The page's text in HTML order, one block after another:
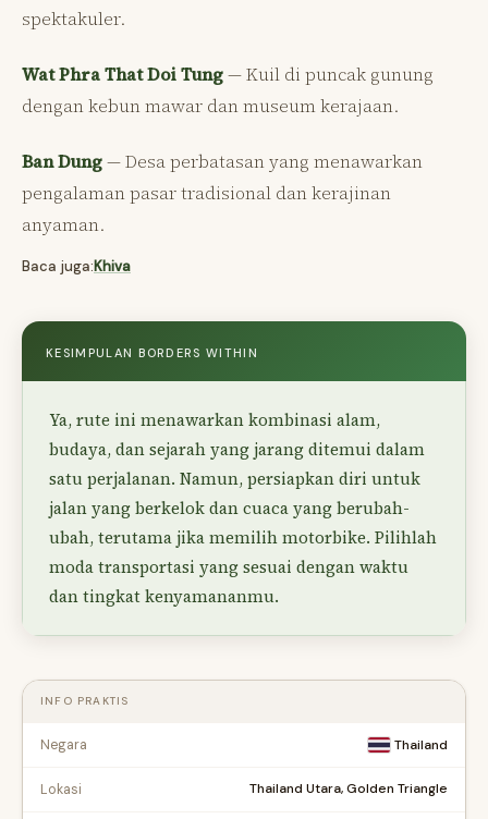
spektakuler.
Wat Phra That Doi Tung— Kuil di puncak gunung
dengan kebun mawar dan museum kerajaan.
Ban Dung— Desa perbatasan yang menawarkan
pengalaman pasar tradisional dan kerajinan
anyaman.
Baca juga:Khiva
KESIMPULAN BORDERS WITHIN
Ya, rute ini menawarkan kombinasi alam,
budaya, dan sejarah yang jarang ditemui dalam
satu perjalanan. Namun, persiapkan diri untuk
jalan yang berkelok dan cuaca yang berubah-
ubah, terutama jika memilih motorbike. Pilihlah
moda transportasi yang sesuai dengan waktu
dan tingkat kenyamananmu.
INFO PRAKTIS
Negara Thailand
Lokasi Thailand Utara, Golden Triangle